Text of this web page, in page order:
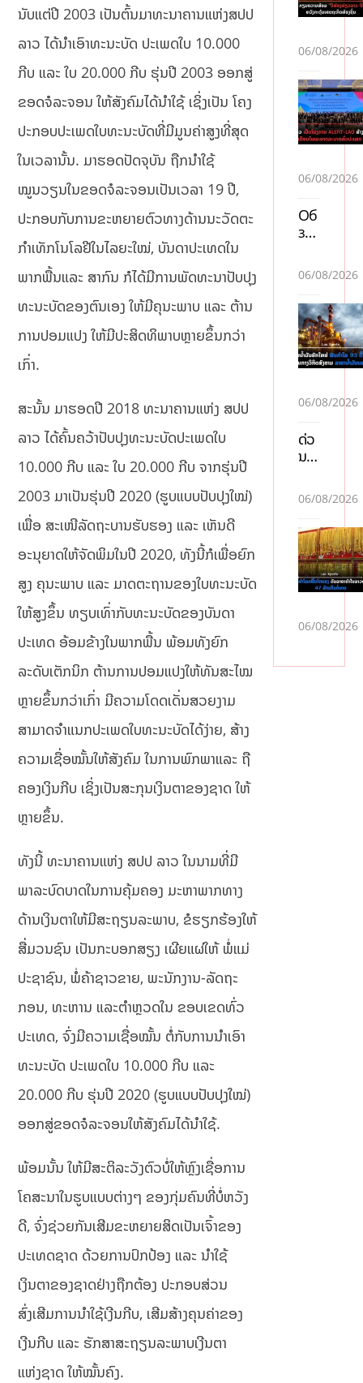
ນັບແຕ່ປີ 2003 ເປັນຕົ້ນມາທະນາຄານແຫ່ງສປປ
ລາວ ໄດ້ນຳເອົາທະນະບັດ ປະເພດໃບ 10.000
ກີບ ແລະ ໃບ 20.000 ກີບ ຮຸ່ນປີ 2003 ອອກສູ່
ຂອດຈໍລະຈອນ ໃຫ້ສັງຄົມໄດ້ນໍາໃຊ້ ເຊິ່ງເປັນ ໂຄງ
ປະກອບປະເພດໃບທະນະບັດທີ່ມີມູນຄ່າສູງທີ່ສຸດ
ໃນເວລານັ້ນ. ມາຮອດປັດຈຸບັນ ຖືກນໍາໃຊ້
ໝູນວຽນໃນຂອດຈໍລະຈອນເປັນເວລາ 19 ປີ,
ປະກອບກັບການຂະຫຍາຍຕົວທາງດ້ານນະວັດຕະ
ກຳເທັກໂນໂລຢີໃນໄລຍະໃໝ່, ບັນດາປະເທດໃນ
ພາກພື້ນແລະ ສາກົນ ກໍໄດ້ມີການພັດທະນາປັບປຸງ
ທະນະບັດຂອງຕົນເອງ ໃຫ້ມີຄຸນະພາບ ແລະ ຕ້ານ
ການປອມແປງ ໃຫ້ມີປະສິດທິພາບຫຼາຍຂຶ້ນກວ່າ
ເກົ່າ.
ສະນັ້ນ ມາຮອດປີ 2018 ທະນາຄານແຫ່ງ ສປປ
ລາວ ໄດ້ຄົ້ນຄວ້າປັບປຸງທະນະບັດປະເພດໃບ
10.000 ກີບ ແລະ ໃບ 20.000 ກີບ ຈາກຮຸ່ນປີ
2003 ມາເປັນຮຸ່ນປີ 2020 (ຮູບແບບປັບປຸງໃໝ່)
ເພື່ອ ສະເໜີລັດຖະບານຮັບຮອງ ແລະ ເຫັນດີ
ອະນຸຍາດໃຫ້ຈັດພິມໃນປີ 2020, ທັງນີ້ກໍເພື່ອຍົກ
ສູງ ຄຸນະພາບ ແລະ ມາດຕະຖານຂອງໃບທະນະບັດ
ໃຫ້ສູງຂຶ້ນ ທຽບເທົ່າກັບທະນະບັດຂອງບັນດາ
ປະເທດ ອ້ອມຂ້າງໃນພາກພື້ນ ພ້ອມທັງຍົກ
ລະດັບເຕັກນິກ ຕ້ານການປອມແປງໃຫ້ທັນສະໄໝ
ຫຼາຍຂຶ້ນກວ່າເກົ່າ ມີຄວາມໂດດເດັ່ນສວຍງາມ
ສາມາດຈຳແນກປະເພດໃບທະນະບັດໄດ້ງ່າຍ, ສ້າງ
ຄວາມເຊື່ອໝັ້ນໃຫ້ສັງຄົມ ໃນການພົກພາແລະ ຖື
ຄອງເງິນກີບ ເຊິ່ງເປັນສະກຸນເງິນຕາຂອງຊາດ ໃຫ້
ຫຼາຍຂຶ້ນ.
ທັງນີ້ ທະນາຄານແຫ່ງ ສປປ ລາວ ໃນນາມທີ່ມີ
ພາລະບົດບາດໃນການຄຸ້ມຄອງ ມະຫາພາກທາງ
ດ້ານເງິນຕາໃຫ້ມີສະຖຽນລະພາບ, ຂໍຮຽກຮ້ອງໃຫ້
ສື່ມວນຊົນ ເປັນກະບອກສຽງ ເຜີຍແຜ່ໃຫ້ ພໍ່ແມ່
ປະຊາຊົນ, ພໍ່ຄ້າຊາວຂາຍ, ພະນັກງານ-ລັດຖະ
ກອນ, ທະຫານ ແລະຕຳຫຼວດໃນ ຂອບເຂດທົ່ວ
ປະເທດ, ຈົ່ງມີຄວາມເຊື່ອໝັ້ນ ຕໍ່ກັບການນຳເອົາ
ທະນະບັດ ປະເພດໃບ 10.000 ກີບ ແລະ
20.000 ກີບ ຮຸ່ນປີ 2020 (ຮູບແບບປັບປຸງໃໝ່)
ອອກສູ່ຂອດຈໍລະຈອນໃຫ້ສັງຄົມໄດ້ນຳໃຊ້.
ພ້ອມນັ້ນ ໃຫ້ມີສະຕິລະວັງຕົວບໍ່ໃຫ້ຫຼົງເຊື່ອການ
ໂຄສະນາໃນຮູບແບບຕ່າງໆ ຂອງກຸ່ມຄົນທີ່ບໍ່ຫວັງ
ດີ, ຈົ່ງຊ່ວຍກັນເສີມຂະຫຍາຍສິດເປັນເຈົ້າຂອງ
ປະເທດຊາດ ດ້ວຍການປົກປ້ອງ ແລະ ນຳໃຊ້
ເງິນຕາຂອງຊາດຢ່າງຖືກຕ້ອງ ປະກອບສ່ວນ
ສົ່ງເສີມການນຳໃຊ້ເງີນກີບ, ເສີມສ້າງຄຸນຄ່າຂອງ
ເງີນກີບ ແລະ ຮັກສາສະຖຽນລະພາບເງີນຕາ
ແຫ່ງຊາດ ໃຫ້ໝັ້ນຄົງ.
06/08/2026
06/08/2026
Об
зо
слу
жб
ы
по
дд
ер
жк
Пи
Ап
на
иа
но
м
са
йт
акт
06/08/2026
06/08/2026
ດ່ວ
ນ!
ເຕືອ
ນ
ໄພ
ນໍ້າ
ຖ້ວ
ມ 3
ສາຍ
ຫຼັກ
06/08/2026
06/08/2026